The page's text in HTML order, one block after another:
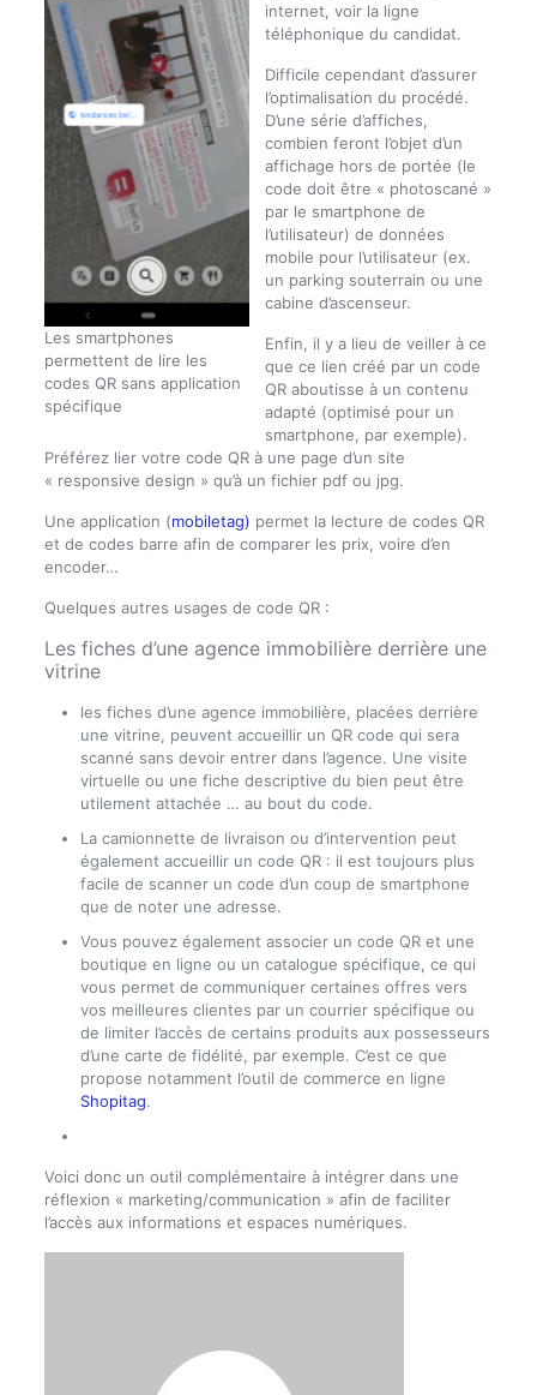
Les smartphones
permettent de lire les
codes QR sans application
spécifique
internet, voir la ligne
téléphonique du candidat.
Difficile cependant d’assurer
l’optimalisation du procédé.
D’une série d’affiches,
combien feront l’objet d’un
affichage hors de portée (le
code doit être « photoscané »
par le smartphone de
l’utilisateur) de données
mobile pour l’utilisateur (ex.
un parking souterrain ou une
cabine d’ascenseur.
Enfin, il y a lieu de veiller à ce
que ce lien créé par un code
QR aboutisse à un contenu
adapté (optimisé pour un
smartphone, par exemple).
Préférez lier votre code QR à une page d’un site
« responsive design » qu’à un fichier pdf ou jpg.
Une application (mobiletag) permet la lecture de codes QR
et de codes barre afin de comparer les prix, voire d’en
encoder…
Quelques autres usages de code QR :
Les fiches d’une agence immobilière derrière une
vitrine
les fiches d’une agence immobilière, placées derrière
une vitrine, peuvent accueillir un QR code qui sera
scanné sans devoir entrer dans l’agence. Une visite
virtuelle ou une fiche descriptive du bien peut être
utilement attachée … au bout du code.
La camionnette de livraison ou d’intervention peut
également accueillir un code QR : il est toujours plus
facile de scanner un code d’un coup de smartphone
que de noter une adresse.
Vous pouvez également associer un code QR et une
boutique en ligne ou un catalogue spécifique, ce qui
vous permet de communiquer certaines offres vers
vos meilleures clientes par un courrier spécifique ou
de limiter l’accès de certains produits aux possesseurs
d’une carte de fidélité, par exemple. C’est ce que
propose notamment l’outil de commerce en ligne
Shopitag.
Voici donc un outil complémentaire à intégrer dans une
réflexion « marketing/communication » afin de faciliter
l’accès aux informations et espaces numériques.